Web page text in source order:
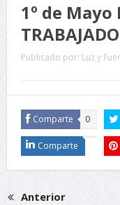
1º de Mayo
Publicado por: Luz y
Comparte 0
Comparte
Anterior